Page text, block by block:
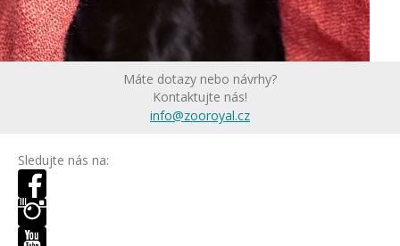
Máte dotazy nebo návrhy?
Kontaktujte nás!
info@zooroyal.cz
Sledujte nás na: